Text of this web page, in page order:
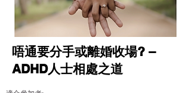
唔通要分手或離婚收場? –
ADHD人士相處之道